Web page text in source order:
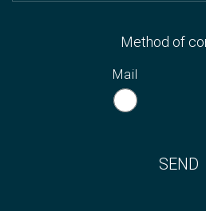
Method of
Mail